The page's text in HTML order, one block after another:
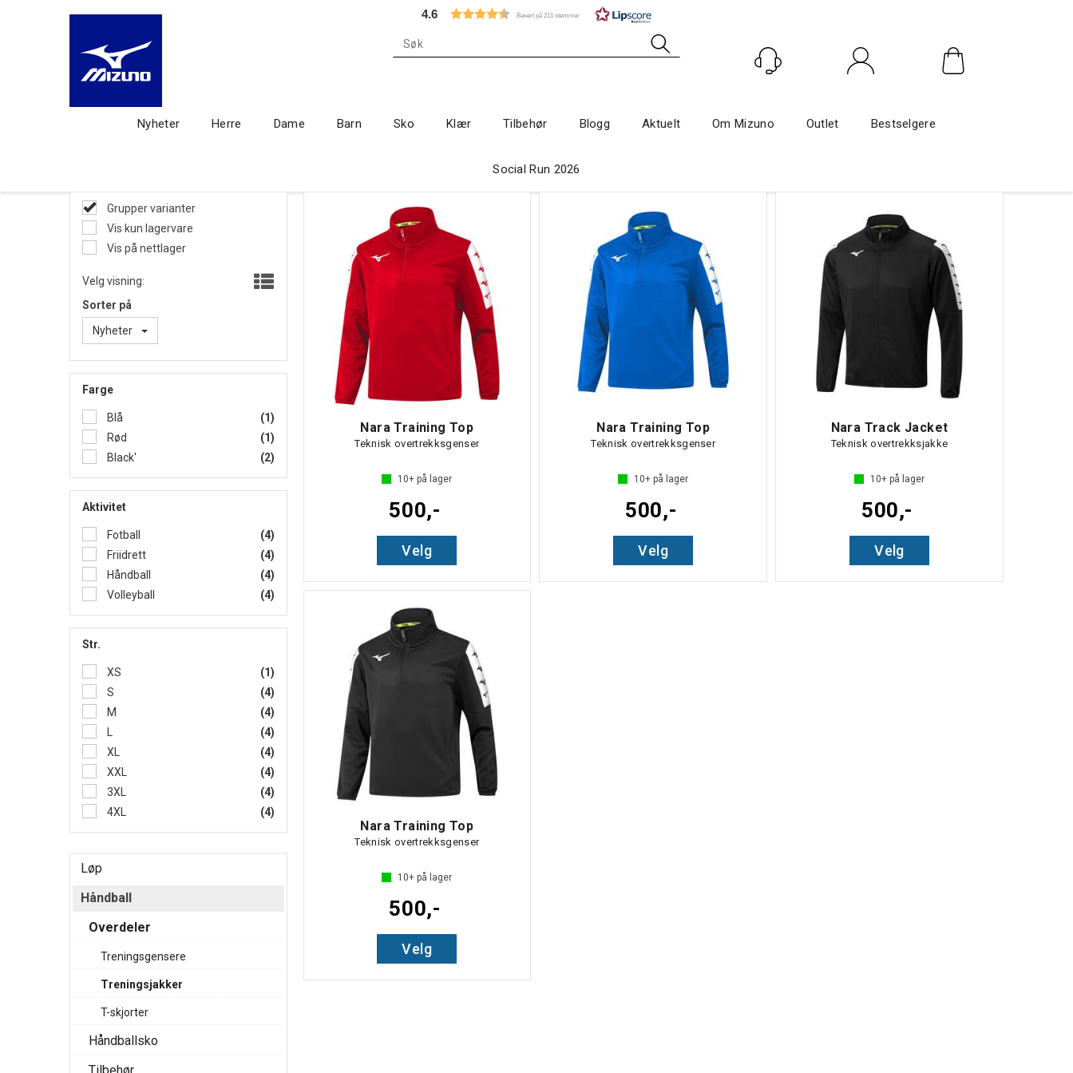
4.6 Basert på 211 stemmer
Nyheter Herre Dame Barn Sko Klær Tilbehør Blogg Aktuelt Om Mizuno Outlet Bestselgere
Social Run 2026
Grupper varianter
Vis kun lagervare
Vis på nettlager
Velg visning:
Sorter på
Nyheter
Farge
Blå
(1)
Rød
(1)
Black'
(2)
Aktivitet
Fotball
(4)
Friidrett
(4)
Håndball
(4)
Volleyball
(4)
Str.
XS
(1)
S
(4)
M
(4)
(4)
XL
(4)
XXL
(4)
3XL
(4)
4XL
(4)
Løp
Håndball
Overdeler
Treningsgensere
Treningsjakker
T-skjorter
Håndballsko
Nara Training Top
Teknisk overtrekksgenser
10+ på lager
500,-
Velg
Nara Training Top
Teknisk overtrekksgenser
10+ på lager
500,-
Velg
Nara Track Jacket
Teknisk overtrekksjakke
10+på lager
500,-
Velg
Nara Training Top
Teknisk overtrekksgenser
10+ på lager
500,-
Velg